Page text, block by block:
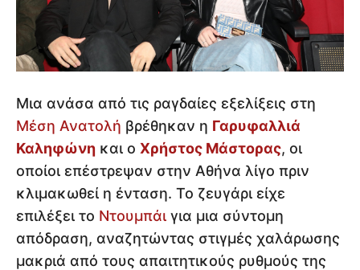
Μια ανάσα από τις ραγδαίες εξελίξεις στη
Μέση Ανατολή βρέθηκαν η Γαρυφαλλιά
Καληφώνη και ο Χρήστος Μάστορας, οι
οποίοι επέστρεψαν στην Αθήνα λίγο πριν
κλιμακωθεί η ένταση. Το ζευγάρι είχε
επιλέξει το Ντουμπάι για μια σύντομη
απόδραση, αναζητώντας στιγμές χαλάρωσης
μακριά από τους απαιτητικούς ρυθμούς της